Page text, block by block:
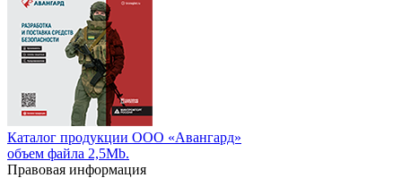
Каталог продукции ООО «Авангард»
объем файла 2,5Mb.
Правовая информация